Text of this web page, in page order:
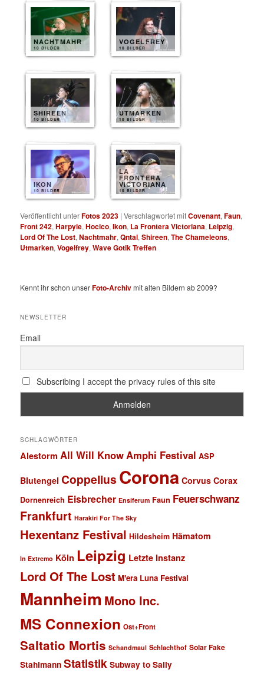
NACHTMAHR
10 BILDER
VOGELFREY
10 BILDER
SHIREEN
10 BILDER
UTMARKEN
10 BILDER
IKON
10 BILDER
LA
FRONTERA
VICTORIANA
10 BILDER
Veröffentlicht unterFotos 2023 |Verschlagwortet mitCovenant,Faun,
Front 242,Harpyie,Hocico,Ikon, La Frontera Victoriana, Leipzig,
Lord Of The Lost,Nachtmahr,Qntal,Shireen,The Chameleons,
Utmarken,Vogelfrey,Wave Gotik Treffen
Kennt ihr schon unserFoto-Archivmit alten Bildern ab 2009?
NEWSLETTER
Email
Subscribing I accept the privacy rules of this site
SCHLAGWÖRTER
Alestorm All Will KnowAmphi Festival ASP
Blutengel Coppelius Corona Corvus Corax
Dornenreich Eisbrecher Ensiferum Faun Feuerschwanz
Frankfurt Harakiri For The Sky
Hexentanz Festival Hildesheim Hämatom
In Extremo Köln Leipzig Letzte Instanz
Lord Of The Lost M'era Luna Festival
Mannheim Mono Inc.
MS Connexion Ost+Front
Saltatio Mortis Schandmaul Schlachthof Solar Fake
Stahlmann Statistik Subway to Sally